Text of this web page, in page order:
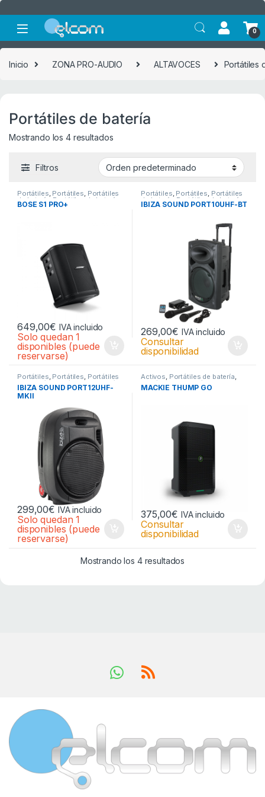
0
Inicio ZONA PRO-AUDIO ALTAVOCES Portátiles
Portátiles de batería
Mostrando los 4 resultados
Filtros
Portátiles, Portátiles, Portátiles
de batería,Portátiles de batería
BOSE S1 PRO+
649,00€ IVA incluido
Solo quedan 1
disponibles (puede
reservarse)
Portátiles, Portátiles, Portátiles
de batería ,Portátiles de batería
IBIZA SOUND PORT10UHF-BT
269,00€ IVA incluido
Consultar
disponibilidad
Portátiles, Portátiles, Portátiles
de batería ,Portátiles de batería
IBIZA SOUND PORT12UHF-
MKII
299,00€ IVA incluido
Solo quedan 1
disponibles (puede
reservarse)
Activos, Portátiles de batería,
Portátiles de batería
MACKIE THUMP GO
375,00€ IVA incluido
Consultar
disponibilidad
Mostrando los 4 resultados